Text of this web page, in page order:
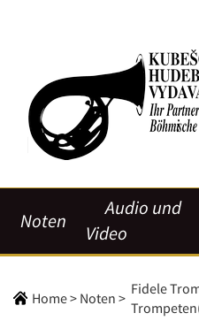
Noten
Audio und
Video
Home> Noten >
Fidele